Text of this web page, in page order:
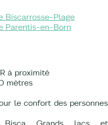
Biscarrosse-Plage
Parentis-en-Born
à proximité
mètres
le confort des personnes